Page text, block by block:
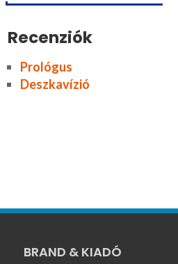
Recenziók
Prológus
Deszkavízió
BRAND & KIADÓ